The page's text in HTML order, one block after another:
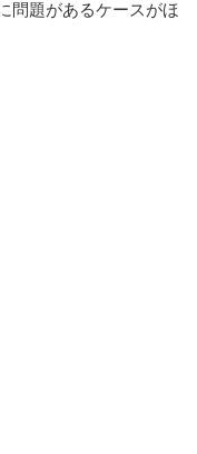
問題があるケースがほ